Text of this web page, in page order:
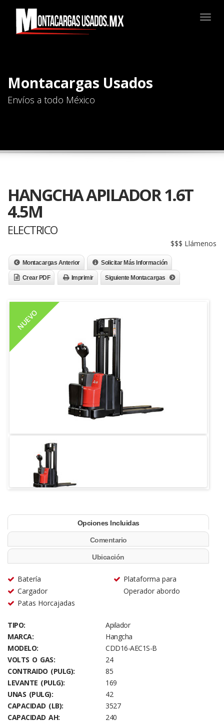
Montacargas Usados
Envíos a todo México
HANGCHA APILADOR 1.6T
4.5M
ELECTRICO
$$$ Llámenos
Montacargas Anterior Solicitar Más Información
Crear PDF Imprimir Siguiente Montacargas
NUEVO
Opciones Incluidas
Comentario
Ubicación
Batería
Cargador
Patas Horcajadas
Plataforma para
Operador abordo
TIPO:
Apilador
MARCA:
Hangcha
MODELO:
CDD16-AEC1S-B
VOLTS O GAS:
24
CONTRAIDO (PULG):
85
LEVANTE (PULG):
169
UNAS (PULG):
42
CAPACIDAD (LB):
3527
CAPACIDAD AH:
240